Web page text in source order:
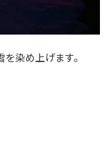
染め上げます。